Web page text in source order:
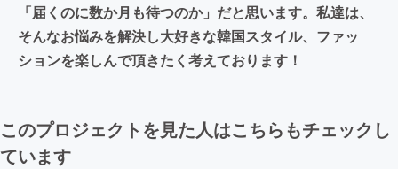
「届くのに数か月も待つのか」だと思います。私達は、
そんなお悩みを解決し大好きな韓国スタイル、ファッ
ションを楽しんで頂きたく考えております！
このプロジェクトを見た人はこちらもチェックし
ています